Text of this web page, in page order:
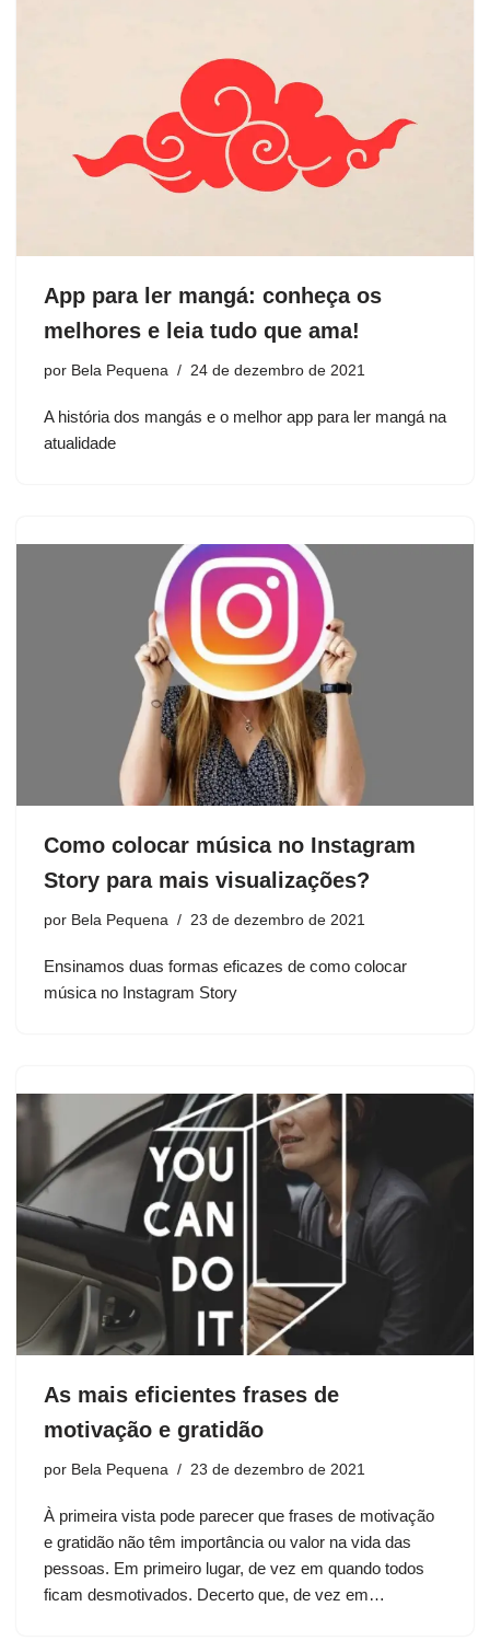
App para ler mangá: conheça os
melhores e leia tudo que ama!
por Bela Pequena 24 de dezembro de 2021
A história dos mangás e o melhor app para ler mangá na
atualidade
Como colocar música no Instagram
Story para mais visualizações?
por Bela Pequena 23 de dezembro de 2021
Ensinamos duas formas eficazes de como colocar
música no Instagram Story
As mais eficientes frases de
motivação e gratidão
por Bela Pequena 23 de dezembro de 2021
À primeira vista pode parecer que frases de motivação
e gratidão não têm importância ou valor na vida das
pessoas. Em primeiro lugar, de vez em quando todos
ficam desmotivados. Decerto que, de vez em…